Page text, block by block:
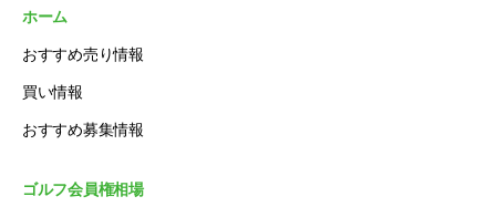
ホーム
おすすめ売り情報
買い情報
おすすめ募集情報
ゴルフ会員権相場